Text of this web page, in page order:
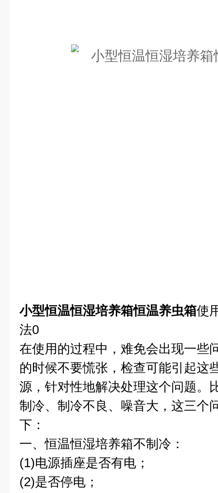
小型恒温恒湿培养箱恒温养虫箱使
法0
在使用的过程中，难免会出现一些
的时候不要慌张，检查可能引起这
源，针对性地解决处理这个问题。
制冷、制冷不良、噪音大，这三个
下：
一、恒温恒湿培养箱不制冷：
(1)电源插座是否有电；
(2)是否停电；